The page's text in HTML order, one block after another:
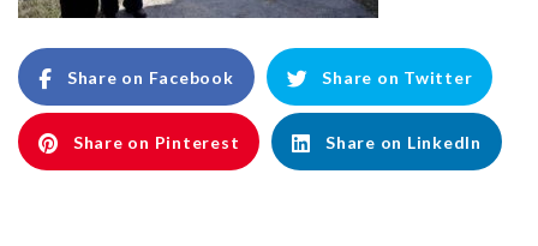
Share on Facebook Share on Twitter
Share on Pinterest Share on LinkedIn